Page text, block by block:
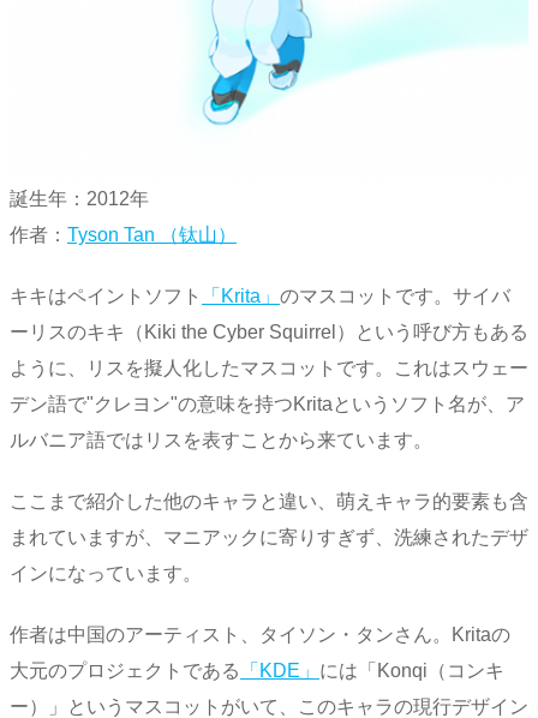
誕生年：2012年
作者： Tyson Tan （钛山）
キキはペイントソフト 「Krita」 のマスコットです。サイバ
ーリスのキキ（Kiki the Cyber Squirrel）という呼び方もある
ように、リスを擬人化したマスコットです。これはスウェー
デン語で"クレヨン"の意味を持つKritaというソフト名が、ア
ルバニア語ではリスを表すことから来ています。
ここまで紹介した他のキャラと違い、萌えキャラ的要素も含
まれていますが、マニアックに寄りすぎず、洗練されたデザ
インになっています。
作者は中国のアーティスト、タイソン・タンさん。Kritaの
大元のプロジェクトである
「KDE」 には「Konqi（コンキ
ー）」というマスコットがいて、このキャラの現行デザイン